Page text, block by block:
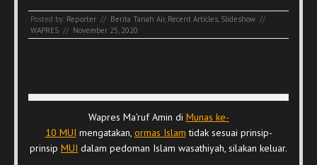
Posted by: Reporter // Berita Tanah Air, Recent Articles, Slideshow //
WAPRES // November 25, 2020
Wapres Ma’ruf Amin di Munas ke-
10 MUI mengatakan, ormas Islam tidak sesuai prinsip-
prinsip MUI dalam pedoman Islam wasathiyah, silakan keluar.